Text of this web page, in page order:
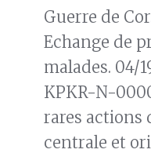
Guerre de
Echange de
malades. 04/
KPKR-N-
rares actions
centrale et